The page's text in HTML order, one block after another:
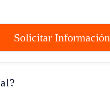
Solicitar Información